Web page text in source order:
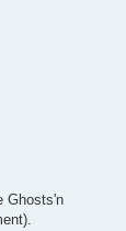
Ghosts'n